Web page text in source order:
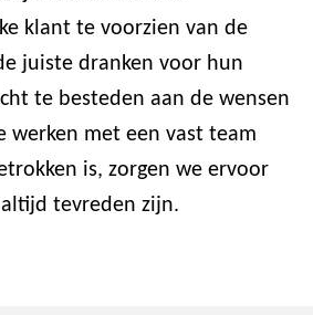
klant te voorzien van de
juiste dranken voor hun
te besteden aan de wensen
werken met een vast team
is, zorgen we ervoor
tevreden zijn.